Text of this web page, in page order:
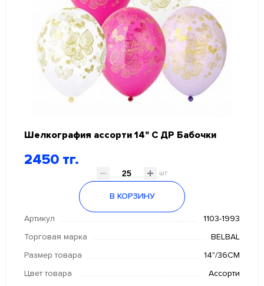
Шелкография ассорти 14" С ДР Бабочки
2450 тг.
шт
В КОРЗИНУ
Артикул 1103-1993
Торговая марка BELBAL
Размер товара 14"/36СМ
Цвет товара Ассорти